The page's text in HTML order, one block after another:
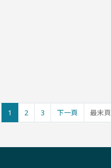
1 2 3 下一頁 最末頁